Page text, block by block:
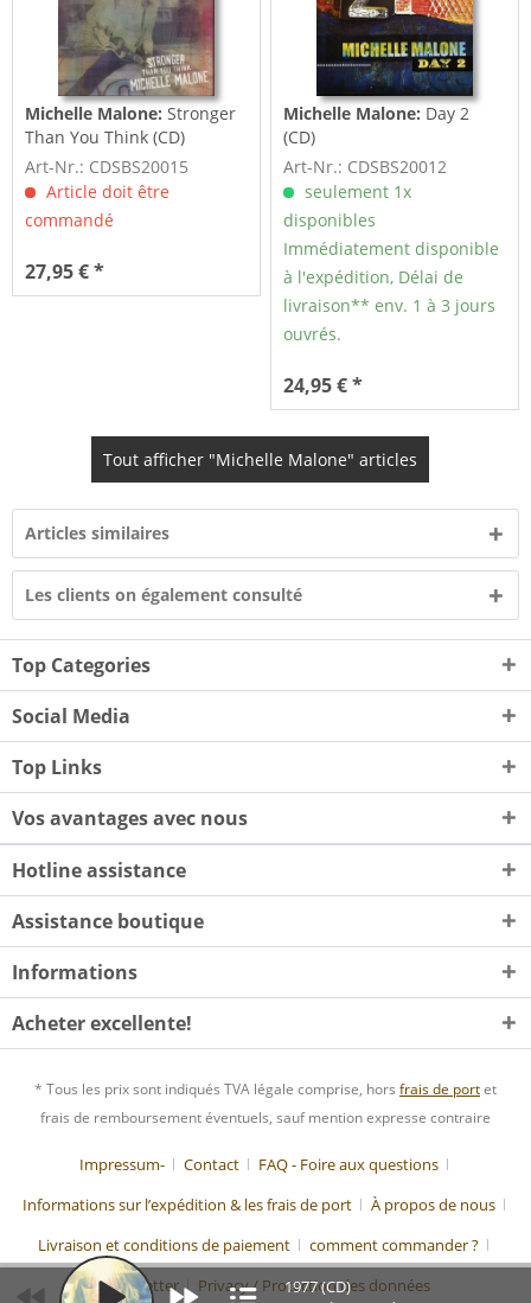
Michelle Malone: Stronger
Than You Think (CD)
Art-Nr.: CDSBS20015
Article doit être
commandé
27,95 € *
Michelle Malone: Day 2
(CD)
Art-Nr.: CDSBS20012
seulement 1x
disponibles
Immédiatement disponible
à l'expédition, Délai de
livraison** env. 1 à 3 jours
ouvrés.
24,95 € *
Tout afficher "Michelle Malone" articles
Articles similaires
Les clients on également consulté
Top Categories
Social Media
Top Links
Vos avantages avec nous
Hotline assistance
Assistance boutique
Informations
Acheter excellente!
* Tous les prix sont indiqués TVA légale comprise, hors frais de portet
frais de remboursement éventuels, sauf mention expresse contraire
Impressum- Contact
FAQ - Foire aux questions
Informations sur l’expédition & les frais de port
À propos de nous
Livraison et conditions de paiement
comment commander ?
Newsletter
Privacy / Protection des données
1977 (CD)